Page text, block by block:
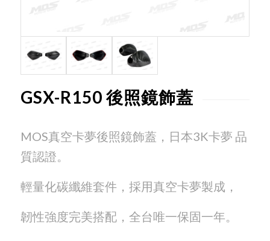
GSX-R150 後照鏡飾蓋
MOS真空卡夢後照鏡飾蓋，日本3K卡夢 品
質認證。
輕量化碳纖維套件，採用真空卡夢製成，
韌性強度完美搭配，全台唯一保固一年。